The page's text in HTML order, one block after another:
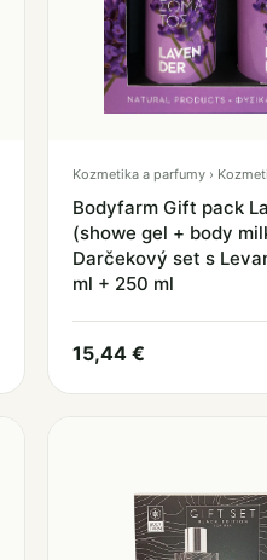
Kozmetika a parfumy ›
Bodyfarm Gift pack
(showe gel + body
Darčekový set s
ml + 250 ml
15,44 €